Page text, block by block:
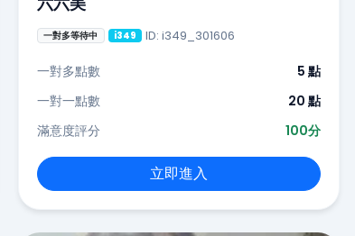
一對多等待中 i349 ID: i349_301606
一對多點數
5 點
一對一點數
20 點
滿意度評分
100分
立即進入